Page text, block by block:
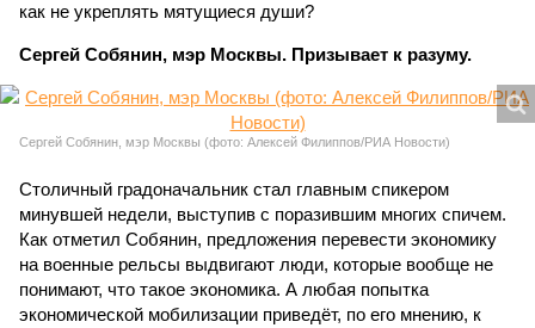
как не укреплять мятущиеся души?
Сергей Собянин, мэр Москвы. Призывает к разуму.
Сергей Собянин, мэр Москвы (фото: Алексей Филиппов/РИА Новости)
Столичный градоначальник стал главным спикером
минувшей недели, выступив с поразившим многих спичем.
Как отметил Собянин, предложения перевести экономику
на военные рельсы выдвигают люди, которые вообще не
понимают, что такое экономика. А любая попытка
экономической мобилизации приведёт, по его мнению, к